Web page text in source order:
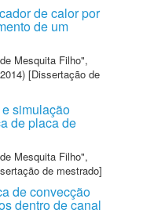
de calor por
de um
Mesquita Filho",
[Dissertação de
simulação
de placa de
Mesquita Filho",
de mestrado]
de convecção
dentro de canal